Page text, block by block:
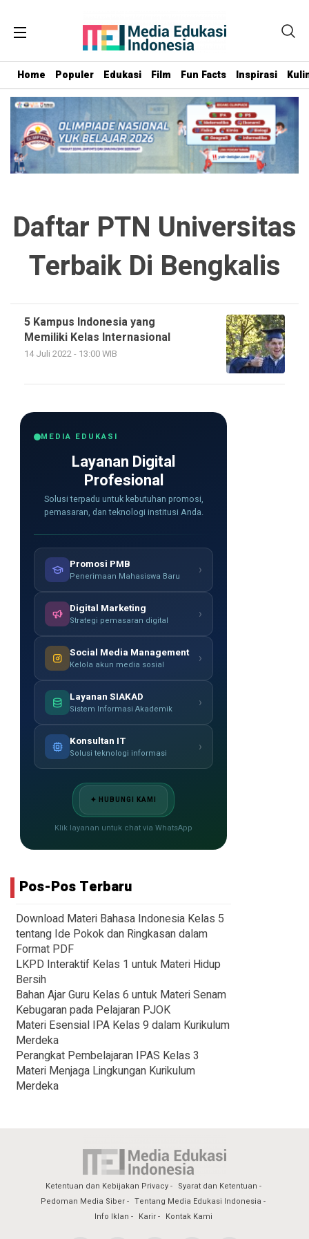
Home Populer Edukasi Film Fun Facts Inspirasi
Daftar PTN Universitas
Terbaik Di Bengkalis
5 Kampus Indonesia yang
Memiliki Kelas Internasional
14 Juli 2022 - 13:00 WIB
MEDIA EDUKASI
Layanan Digital
Profesional
Solusi terpadu untuk kebutuhan promosi,
pemasaran, dan teknologi institusi Anda.
Promosi PMB
Penerimaan Mahasiswa Baru ›
Digital Marketing
Strategi pemasaran digital ›
Social Media Management
Kelola akun media sosial ›
Layanan SIAKAD
Sistem Informasi Akademik ›
Konsultan IT
Solusi teknologi informasi ›
✦ HUBUNGI KAMI
Klik layanan untuk chat via WhatsApp
Pos-Pos Terbaru
Download Materi Bahasa Indonesia Kelas 5
tentang Ide Pokok dan Ringkasan dalam
Format PDF
LKPD Interaktif Kelas 1 untuk Materi Hidup
Bersih
Bahan Ajar Guru Kelas 6 untuk Materi Senam
Kebugaran pada Pelajaran PJOK
Materi Esensial IPA Kelas 9 dalam Kurikulum
Merdeka
Perangkat Pembelajaran IPAS Kelas 3
Materi Menjaga Lingkungan Kurikulum
Merdeka
Ketentuan dan Kebijakan Privacy
Syarat dan Ketentuan
Pedoman Media Siber
Tentang Media Edukasi Indonesia
Info Iklan
Karir Kontak Kami